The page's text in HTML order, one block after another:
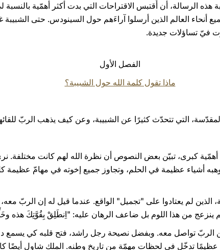
هذه الرسالة، أن أَقتبس الاقتراحات التي بدت أكثر أهمّية
العالم الذين أرسلوا آراءَهم حول السينودس. حتى الشبيبة
فيّ تساؤلات جديدة.
الفصل الأول
ماذا تقول كلمة الله حول الشبيبة؟
كبرى، تبيّن بعض النصوص أن نظرة الله لهم كانت مختلفة.
تك 37، 2- 3). لكن الله وهبه أشياء عظيمة في الحلم، وتجاوز جميع إخوته في
يعتادوا على "تجميل" الواقع. عندما قيل له إن الربّ معه،
تواصل معه. وبفضل نصيحة رجل راشد، فتح قلبه كي يسمع
9- 10). ولذا كان نبيًّا عظيمًا تدخّل في لحظات مهمّة من تاريخ وطنه. الملك شاول